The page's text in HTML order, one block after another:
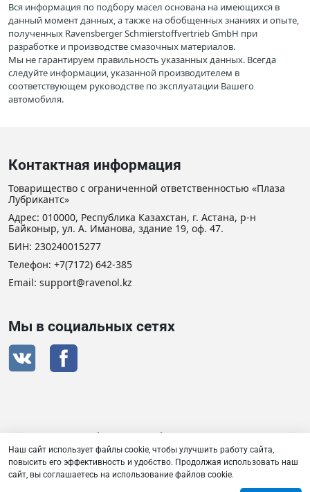
Вся информация по подбору масел основана на имеющихся в
данный момент данных, а также на обобщенных знаниях и опыте,
полученных Ravensberger Schmierstoffvertrieb GmbH при
разработке и производстве смазочных материалов.
Мы не гарантируем правильность указанных данных. Всегда
следуйте информации, указанной производителем в
соответствующем руководстве по эксплуатации Вашего
автомобиля.
Контактная информация
Товарищество с ограниченной ответственностью «Плаза
Лубрикантс»
Адрес: 010000, Республика Казахстан, г. Астана, р-н
Байконыр, ул. А. Иманова, здание 19, оф. 47.
БИН: 230240015277
Телефон: +7(7172) 642-385
Email: support@ravenol.kz
Мы в социальных сетях
Сертификат дистрибьютора RAVENOL
Товарищество с ограниченной ответственностью «Плаза
Наш сайт использует файлы cookie, чтобы улучшить работу сайта,
повысить его эффективность и удобство. Продолжая использовать наш
сайт, вы соглашаетесь на использование файлов cookie.